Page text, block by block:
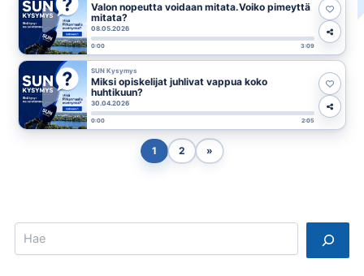
Valon nopeutta voidaan mitata.Voiko pimeyttä
mitata?
08.05.2026
0:00 3:09
SUN Kysymys
Miksi opiskelijat juhlivat vappua koko
huhtikuun?
30.04.2026
0:00 2:05
1 2 »